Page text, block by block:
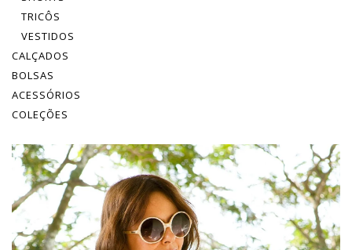
TRICÔS
VESTIDOS
CALÇADOS
BOLSAS
ACESSÓRIOS
COLEÇÕES